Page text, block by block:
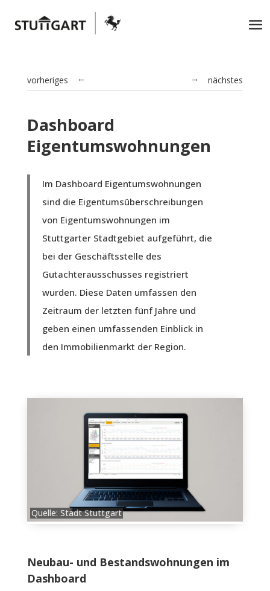
← nächstes
vorheriges →
Dashboard
Eigentumswohnungen
Im Dashboard Eigentumswohnungen
sind die Eigentumsüberschreibungen
von Eigentumswohnungen im
Stuttgarter Stadtgebiet aufgeführt, die
bei der Geschäftsstelle des
Gutachterausschusses registriert
wurden. Diese Daten umfassen den
Zeitraum der letzten fünf Jahre und
geben einen umfassenden Einblick in
den Immobilienmarkt der Region.
Quelle: Stadt Stuttgart
Neubau- und Bestandswohnungen im
Dashboard